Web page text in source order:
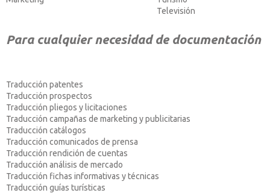
Televisión
Para cualquier necesidad de documentación
Traducción patentes
Traducción prospectos
Traducción pliegos y licitaciones
Traducción campañas de marketing y publicitarias
Traducción catálogos
Traducción comunicados de prensa
Traducción rendición de cuentas
Traducción análisis de mercado
Traducción fichas informativas y técnicas
Traducción guías turísticas